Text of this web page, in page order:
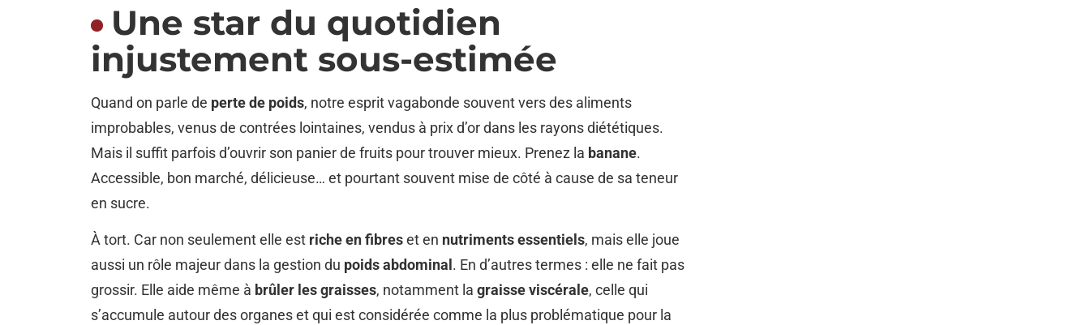
Une star du quotidien
injustement sous-estimée
Quand on parle de perte de poids, notre esprit vagabonde souvent vers des aliments
improbables, venus de contrées lointaines, vendus à prix d’or dans les rayons diététiques.
Mais il suffit parfois d’ouvrir son panier de fruits pour trouver mieux. Prenez la banane.
Accessible, bon marché, délicieuse… et pourtant souvent mise de côté à cause de sa teneur
en sucre.
À tort. Car non seulement elle est riche en fibres et en nutriments essentiels, mais elle joue
aussi un rôle majeur dans la gestion du poids abdominal . En d’autres termes : elle ne fait pas
grossir. Elle aide même à brûler les graisses, notamment la graisse viscérale, celle qui
s’accumule autour des organes et qui est considérée comme la plus problématique pour la